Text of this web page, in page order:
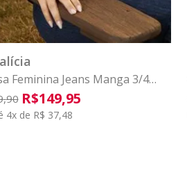
G3
P M G GG
COMPRAR
Feminina Jeans Manga 3/4
Marialícia Azul
,90 R$149,95
4x de R$ 37,48